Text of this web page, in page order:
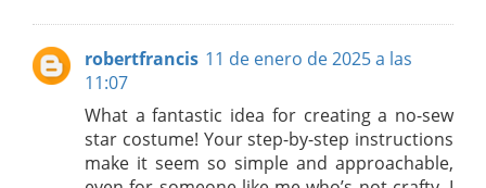
robertfrancis 11 de enero de 2025 a las
11:07
What a fantastic idea for creating a no-sew
star costume! Your step-by-step instructions
make it seem so simple and approachable,